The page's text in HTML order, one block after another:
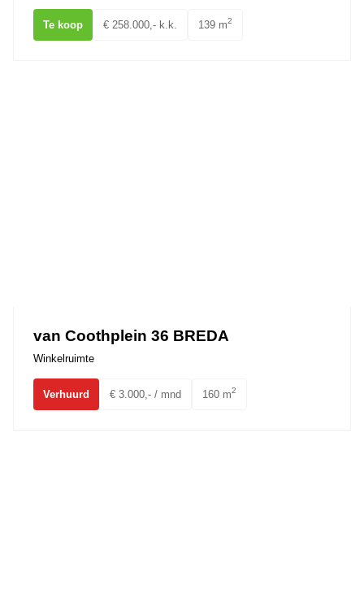
Te koop € 258.000,- k.k. 139 m2
van Coothplein 36 BREDA
Winkelruimte
Verhuurd € 3.000,- / mnd 160 m2